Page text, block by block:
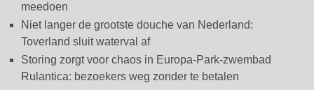
meedoen
Niet langer de grootste douche van Nederland:
Toverland sluit waterval af
Storing zorgt voor chaos in Europa-Park-zwembad
Rulantica: bezoekers weg zonder te betalen